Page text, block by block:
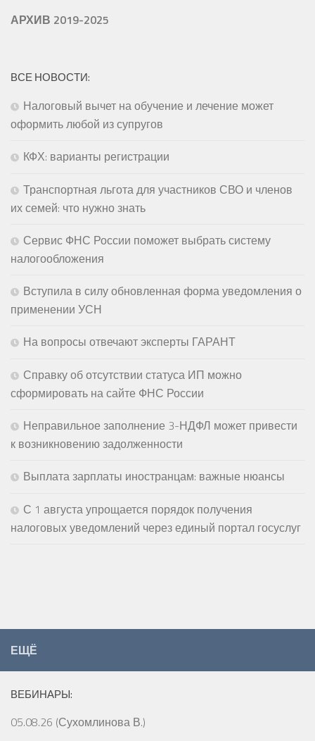
АРХИВ 2019-2025
ВСЕ НОВОСТИ:
Налоговый вычет на обучение и лечение может
оформить любой из супругов
КФХ: варианты регистрации
Транспортная льгота для участников СВО и членов
их семей: что нужно знать
Сервис ФНС России поможет выбрать систему
налогообложения
Вступила в силу обновленная форма уведомления о
применении УСН
На вопросы отвечают эксперты ГАРАНТ
Справку об отсутствии статуса ИП можно
сформировать на сайте ФНС России
Неправильное заполнение 3-НДФЛ может привести
к возникновению задолженности
Выплата зарплаты иностранцам: важные нюансы
С 1 августа упрощается порядок получения
налоговых уведомлений через единый портал госуслуг
ЕЩЁ
ВЕБИНАРЫ:
05.08.26 (Сухомлинова В.)